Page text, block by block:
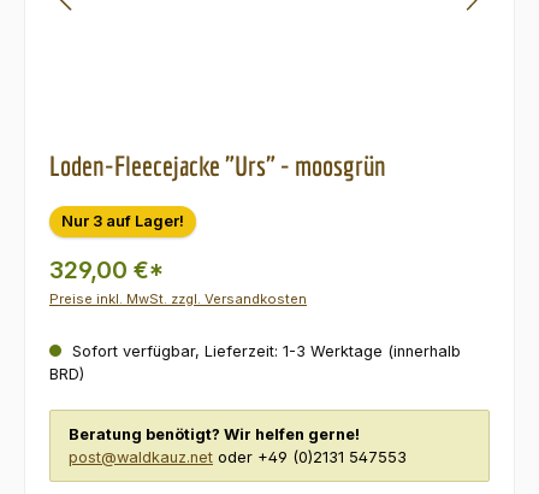
Loden-Fleecejacke "Urs" - moosgrün
Nur 3 auf Lager!
329,00 €*
Preise inkl. MwSt. zzgl. Versandkosten
Sofort verfügbar, Lieferzeit: 1-3 Werktage (innerhalb
BRD)
Beratung benötigt? Wir helfen gerne!
post@waldkauz.net oder +49 (0)2131 547553